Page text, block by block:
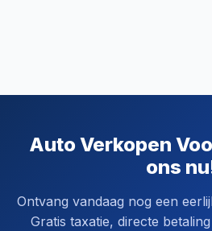
Auto Verkopen
ons
Ontvang vandaag nog een
Gratis taxatie, directe